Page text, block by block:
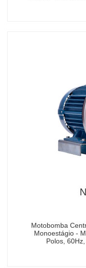
Motobomba
Monoestágio -
Polos,